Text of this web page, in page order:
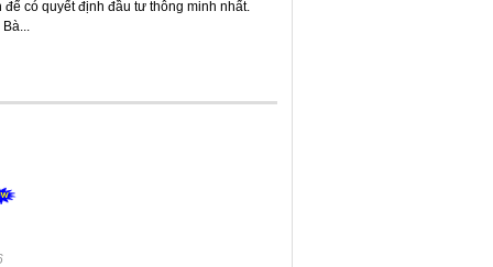
để có quyết định đầu tư thông minh nhất.